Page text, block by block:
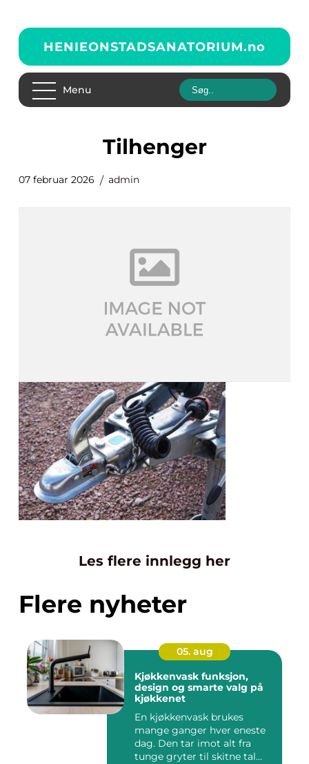
HENIEONSTADSANATORIUM.no
Menu
tilhenger
07 februar 2026 admin
Les flere innlegg her
Flere nyheter
05. aug
Kjøkkenvask funksjon,
design og smarte valg på
kjøkkenet
En kjøkkenvask brukes
mange ganger hver eneste
dag. Den tar imot alt fra
tunge gryter til skitne tal...